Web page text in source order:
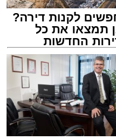
לקנות דירה?
תמצאו את כל
החדשות
באשדוד >>>